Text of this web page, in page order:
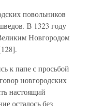
повольников
В 1323 году
Новгородом
к папе с просьбой
новгородских
настоящий
осталось без